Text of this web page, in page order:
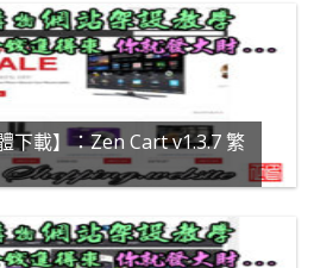
下載】：Zen Cart v1.3.7 繁